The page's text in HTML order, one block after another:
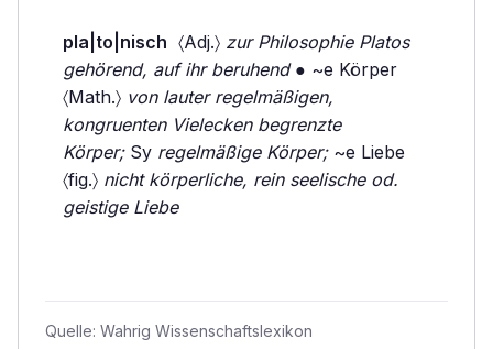
pla|to|nisch 〈Adj.〉 zur Philosophie Platos
gehörend, auf ihr beruhend● ~e Körper
〈Math.〉 von lauter regelmäßigen,
kongruenten Vielecken begrenzte
Körper;Sy regelmäßige Körper;~e Liebe
〈fig.〉 nicht körperliche, rein seelische od.
geistige Liebe
Quelle: Wahrig Wissenschaftslexikon